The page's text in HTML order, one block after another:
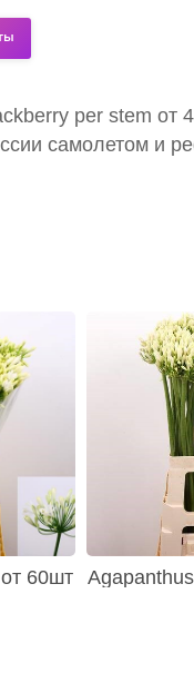
per stem от
самолетом и
60шт